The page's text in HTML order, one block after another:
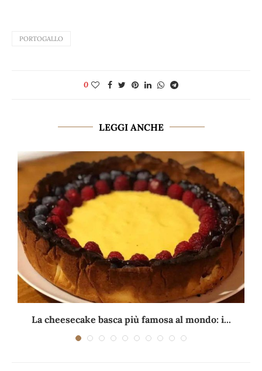
PORTOGALLO
0
LEGGI ANCHE
La cheesecake basca più famosa al mondo: i...